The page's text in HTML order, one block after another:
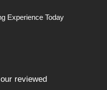
Experience Today
reviewed